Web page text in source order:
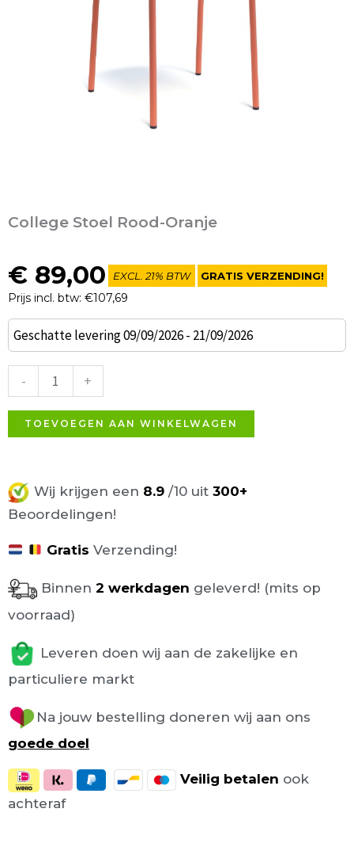
College Stoel Rood-Oranje
€ 89,00
Prijs incl. btw: €107,69
EXCL. 21% BTW GRATIS VERZENDING!
Geschatte levering 09/09/2026 - 21/09/2026
-
College
Stoel
Oranje
aantal
+
TOEVOEGEN AAN WINKELWAGEN
Wij krijgen een 8.9 /10 uit 300+
Beoordelingen!
Gratis Verzending!
Binnen 2 werkdagen geleverd! (mits op
voorraad)
Leveren doen wij aan de zakelijke en
particuliere markt
Na jouw bestelling doneren wij aan ons
goede doel
Veilig betalen ook
achteraf